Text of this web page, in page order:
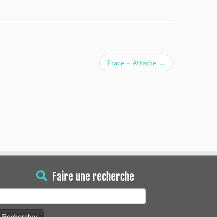
Trace – Attache →
Faire une recherche